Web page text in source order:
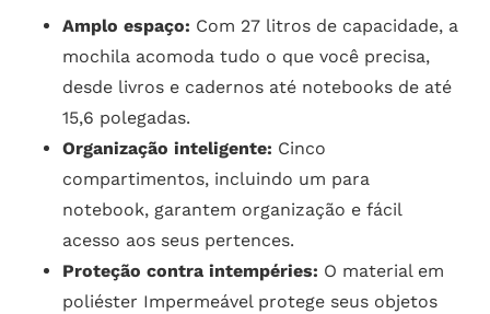
Amplo espaço: Com 27 litros de capacidade, a
mochila acomoda tudo o que você precisa,
desde livros e cadernos até notebooks de até
15,6 polegadas.
Organização inteligente: Cinco
compartimentos, incluindo um para
notebook, garantem organização e fácil
acesso aos seus pertences.
Proteção contra intempéries: O material em
poliéster Impermeável protege seus objetos